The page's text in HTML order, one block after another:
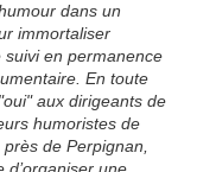
dans un
immortaliser
en permanence
En toute
aux dirigeants de
humoristes de
de Perpignan,